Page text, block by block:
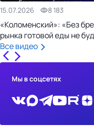
15.07.2026 8 183
«Коломенский»: «Без
рынка готовой еды не
Все видео
Мы в соцсетях